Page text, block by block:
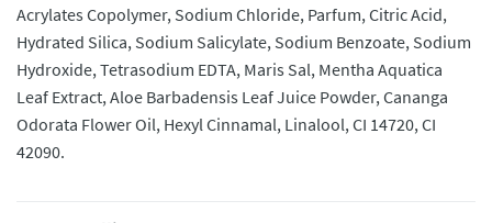
Acrylates Copolymer, Sodium Chloride, Parfum, Citric Acid,
Hydrated Silica, Sodium Salicylate, Sodium Benzoate, Sodium
Hydroxide, Tetrasodium EDTA, Maris Sal, Mentha Aquatica
Leaf Extract, Aloe Barbadensis Leaf Juice Powder, Cananga
Odorata Flower Oil, Hexyl Cinnamal, Linalool, CI 14720, CI
42090.